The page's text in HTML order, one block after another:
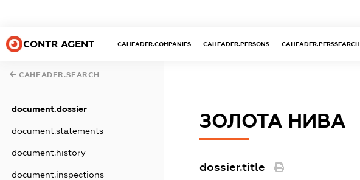
CONTR AGENT CAHEADER.COMPANIES CAHEADER.PERSONS CAHEADER.PERSSEARCH
CAHEADER.SEARCH
document.dossier
document.statements
document.history
document.inspections
ЗОЛОТА НИВА
dossier.title